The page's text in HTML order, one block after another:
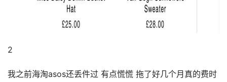
2
我之前海淘asos还丢件过 有点慌慌 拖了好几个月真的费时